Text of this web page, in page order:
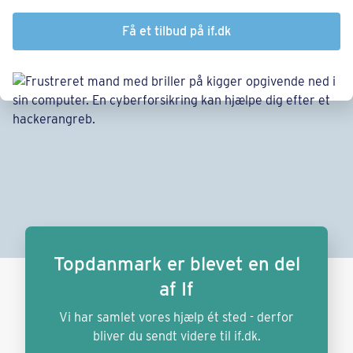
Få et tilbud på if.dk
Topdanmark er blevet en del
af If
Vi har samlet vores hjælp ét sted - derfor
bliver du sendt videre til if.dk.